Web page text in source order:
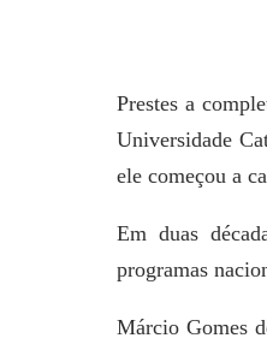
Prestes a
Universidade
ele começou a
Em duas
programas
Márcio Gomes